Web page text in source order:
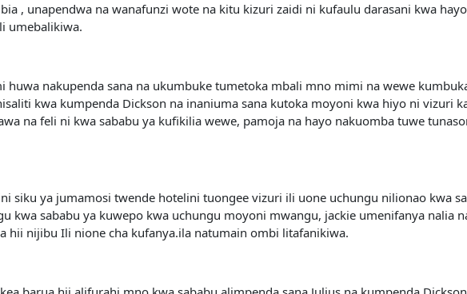
, unapendwa na wanafunzi wote na kitu kizuri zaidi ni kufaulu darasani kwa
umebalikiwa.
huwa nakupenda sana na ukumbuke tumetoka mbali mno mimi na wewe
kwa kumpenda Dickson na inaniuma sana kutoka moyoni kwa hiyo ni vizuri
na feli ni kwa sababu ya kufikilia wewe, pamoja na hayo nakuomba tuwe
siku ya jumamosi twende hotelini tuongee vizuri ili uone uchungu nilionao kwa
kwa sababu ya kuwepo kwa uchungu moyoni mwangu, jackie umenifanya nalia
hii nijibu Ili nione cha kufanya.ila natumain ombi litafanikiwa.